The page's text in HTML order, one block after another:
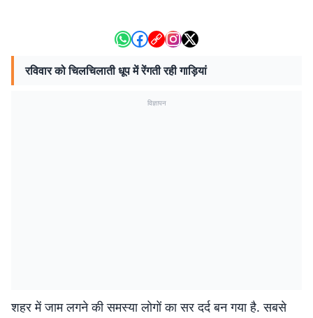
रविवार को चिलचिलाती धूप में रेंगती रही गाड़ियां
विज्ञापन
शहर में जाम लगने की समस्या लोगों का सर दर्द बन गया है. सबसे